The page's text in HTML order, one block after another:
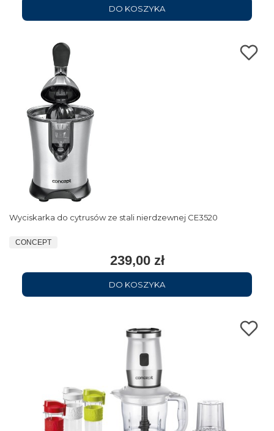
DO KOSZYKA
Wyciskarka do cytrusów ze stali nierdzewnej CE3520
CONCEPT
239,00 zł
DO KOSZYKA